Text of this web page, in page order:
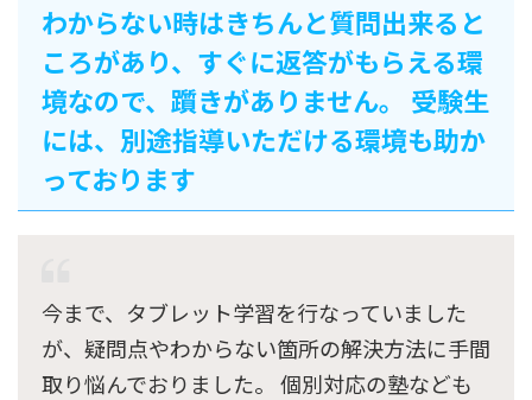
わからない時はきちんと質問出来ると
ころがあり、すぐに返答がもらえる環
境なので、躓きがありません。 受験生
には、別途指導いただける環境も助か
っております
今まで、タブレット学習を行なっていました
が、疑問点やわからない箇所の解決方法に手間
取り悩んでおりました。 個別対応の塾なども